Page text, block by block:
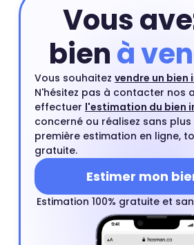
Vous
bienà
Vous souhaitez vendre un bien
N'hésitez pas à contacter nos
effectuer l'estimation du bien
concerné ou réalisez sans
première estimation en ligne,
gratuite.
Estimer mon
Estimation 100% gratuite et